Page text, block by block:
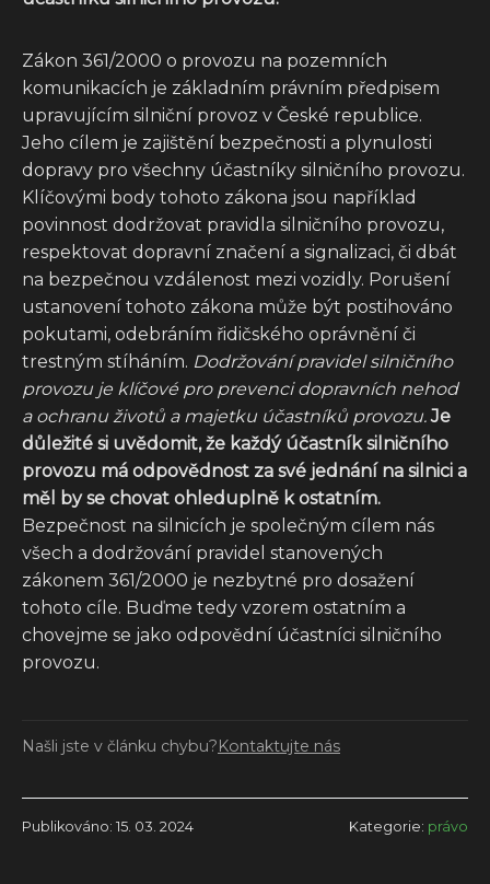
Zákon 361/2000 o provozu na pozemních
komunikacích je základním právním předpisem
upravujícím silniční provoz v České republice.
Jeho cílem je zajištění bezpečnosti a plynulosti
dopravy pro všechny účastníky silničního provozu.
Klíčovými body tohoto zákona jsou například
povinnost dodržovat pravidla silničního provozu,
respektovat dopravní značení a signalizaci, či dbát
na bezpečnou vzdálenost mezi vozidly. Porušení
ustanovení tohoto zákona může být postihováno
pokutami, odebráním řidičského oprávnění či
trestným stíháním. Dodržování pravidel silničního
provozu je klíčové pro prevenci dopravních nehod
a ochranu životů a majetku účastníků provozu. Je
důležité si uvědomit, že každý účastník silničního
provozu má odpovědnost za své jednání na silnici a
měl by se chovat ohleduplně k ostatním.
Bezpečnost na silnicích je společným cílem nás
všech a dodržování pravidel stanovených
zákonem 361/2000 je nezbytné pro dosažení
tohoto cíle. Buďme tedy vzorem ostatním a
chovejme se jako odpovědní účastníci silničního
provozu.
Našli jste v článku chybu?Kontaktujte nás
Publikováno: 15. 03. 2024 Kategorie: právo